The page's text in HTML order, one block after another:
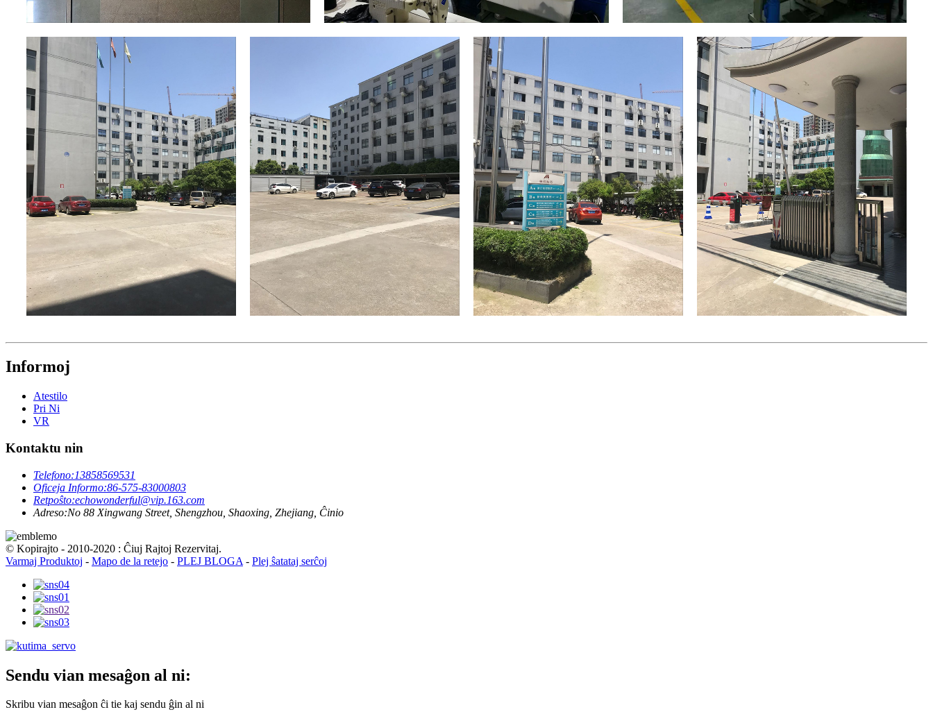
Informoj
Atestilo
Pri Ni
VR
Kontaktu nin
Telefono:13858569531
Oficeja Informo:86-575-83000803
Retpoŝto:echowonderful@vip.163.com
Adreso:No 88 Xingwang Street, Shengzhou, Shaoxing, Zhejiang, Ĉinio
© Kopirajto - 2010-2020 : Ĉiuj Rajtoj Rezervitaj.
Varmaj Produktoj - Mapo de la retejo - PLEJ BLOGA - Plej ŝatataj serĉoj
Sendu vian mesaĝon al ni:
Skribu vian mesaĝon ĉi tie kaj sendu ĝin al ni